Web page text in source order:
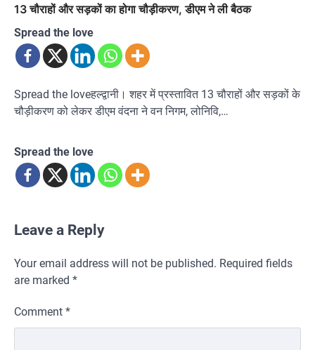
13 चौराहों और सड़कों का होगा चौड़ीकरण, डीएम ने ली बैठक
Spread the love
Spread the loveहल्द्वानी। शहर में प्रस्तावित 13 चौराहों और सड़कों के
चौड़ीकरण को लेकर डीएम वंदना ने वन निगम, लोनिवि,…
Spread the love
Leave a Reply
Your email address will not be published. Required fields
are marked *
Comment *